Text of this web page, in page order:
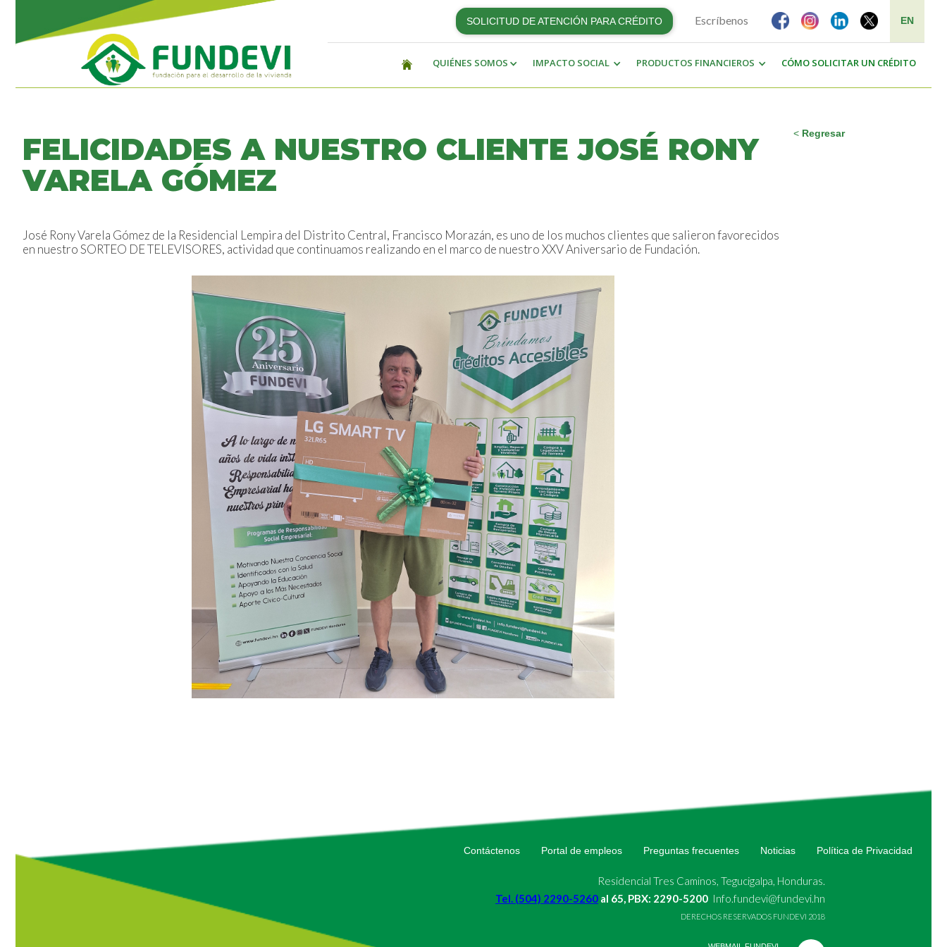
SOLICITUD DE ATENCIÓN PARA CRÉDITO Escríbenos EN
QUIÉNES SOMOS IMPACTO SOCIAL PRODUCTOS FINANCIEROS CÓMO SOLICITAR UN CRÉDITO
< Regresar
FELICIDADES A NUESTRO CLIENTE JOSÉ RONY
VARELA GÓMEZ
José Rony Varela Gómez de la Residencial Lempira del Distrito Central, Francisco Morazán, es uno de los muchos clientes que salieron favorecidos
en nuestro SORTEO DE TELEVISORES, actividad que continuamos realizando en el marco de nuestro XXV Aniversario de Fundación.
Contáctenos Portal de empleos Preguntas frecuentes Noticias Política de Privacidad
Residencial Tres Caminos, Tegucigalpa, Honduras.
Tel. (504) 2290-5260 al 65, PBX: 2290-5200 Info.fundevi@fundevi.hn
DERECHOS RESERVADOS FUNDEVI 2018